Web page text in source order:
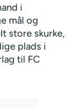
i
mål og
store skurke,
plads i
til FC